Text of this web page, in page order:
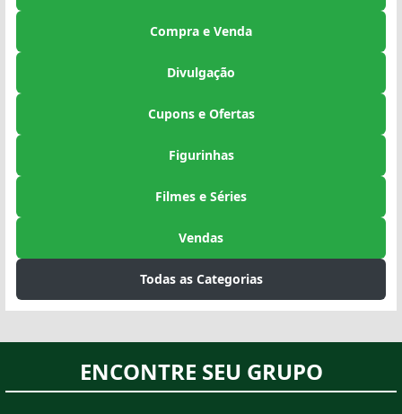
Compra e Venda
Divulgação
Cupons e Ofertas
Figurinhas
Filmes e Séries
Vendas
Todas as Categorias
ENCONTRE SEU GRUPO